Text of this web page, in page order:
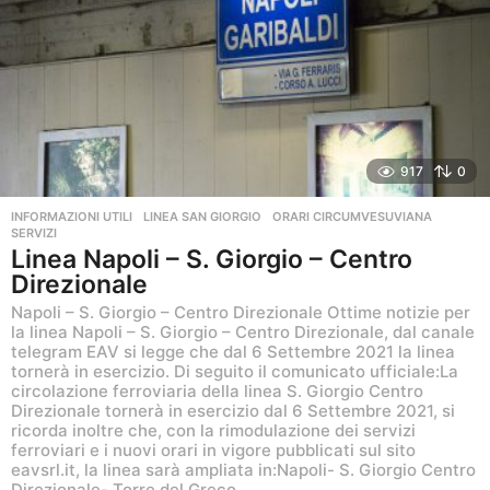
a
g
o
917 0
INFORMAZIONI UTILI ,LINEA SAN GIORGIO ,ORARI CIRCUMVESUVIANA
SERVIZI
Linea Napoli – S. Giorgio – Centro
Direzionale
Napoli – S. Giorgio – Centro Direzionale Ottime notizie per
la linea Napoli – S. Giorgio – Centro Direzionale, dal canale
telegram EAV si legge che dal 6 Settembre 2021 la linea
tornerà in esercizio. Di seguito il comunicato ufficiale:La
circolazione ferroviaria della linea S. Giorgio Centro
Direzionale tornerà in esercizio dal 6 Settembre 2021, si
ricorda inoltre che, con la rimodulazione dei servizi
ferroviari e i nuovi orari in vigore pubblicati sul sito
eavsrl.it, la linea sarà ampliata in:Napoli- S. Giorgio Centro